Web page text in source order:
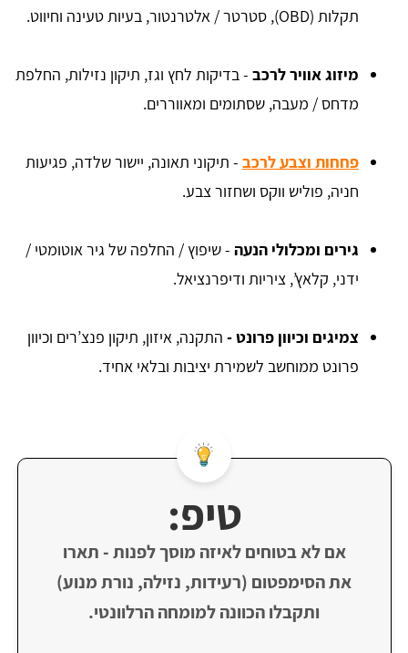
תקלות (OBD), סטרטר / אלטרנטור, בעיות טעינה וחיווט.
מיזוג אוויר לרכב - בדיקות לחץ וגז, תיקון נזילות, החלפת
מדחס / מעבה, שסתומים ומאווררים.
פחחות וצבעלרכב - תיקוני תאונה, יישור שלדה, פגיעות
חניה, פוליש ווקס ושחזור צבע.
גירים ומכלולי הנעה - שיפוץ / החלפה של גיר אוטומטי /
ידני, קלאץ’, ציריות ודיפרנציאל.
צמיגים וכיוון פרונט - התקנה, איזון, תיקון פנצ’רים וכיוון
פרונט ממוחשב לשמירת יציבות ובלאי אחיד.
טיפ:
אם לא בטוחים לאיזה מוסך לפנות - תארו
את הסימפטום (רעידות, נזילה, נורת מנוע)
ותקבלו הכוונה למומחה הרלוונטי.